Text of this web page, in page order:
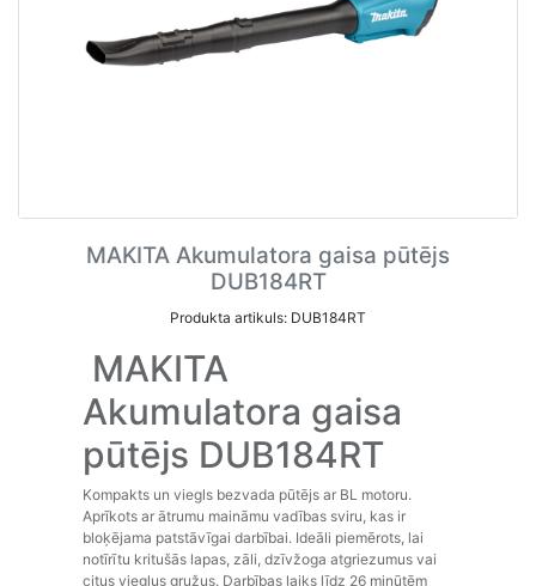
MAKITA Akumulatora gaisa pūtējs
DUB184RT
Produkta artikuls: DUB184RT
MAKITA
Akumulatora gaisa
pūtējs DUB184RT
Kompakts un viegls bezvada pūtējs ar BL motoru.
Aprīkots ar ātrumu maināmu vadības sviru, kas ir
bloķējama patstāvīgai darbībai. Ideāli piemērots, lai
notīrītu kritušās lapas, zāli, dzīvžoga atgriezumus vai
citus vieglus gružus. Darbības laiks līdz 26 minūtēm